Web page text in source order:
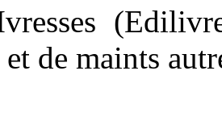
de maints